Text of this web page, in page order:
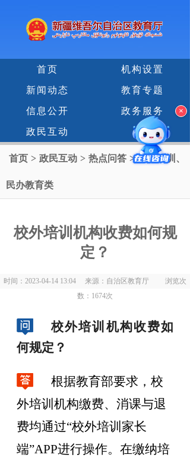
首页 机构设置
新闻动态 教育专题
信息公开 政务服务
政民互动
首页 > 政民互动 > 热点问答 > 校外培训、
民办教育类
校外培训机构收费如何规
定？
时间：2023-04-14 13:04 来源：自治区教育厅 浏览次
数： 1674次
校外培训机构收费如
何规定？
根据教育部要求 ， 校
外培训机构缴费、消课与退
费均通过“校外培训家长
端”APP进行操作。 在缴纳培
×